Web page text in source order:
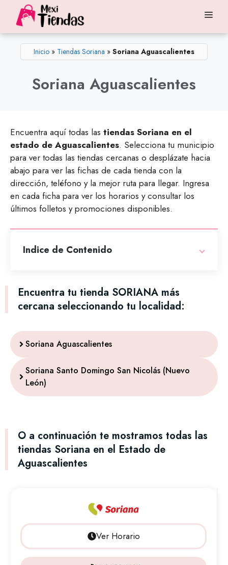
contenido
Inicio » Tiendas Soriana » Soriana Aguascalientes
Soriana Aguascalientes
Encuentra aquí todas las tiendas Soriana en el
estado de Aguascalientes. Selecciona tu municipio
para ver todas las tiendas cercanas o desplázate hacia
abajo para ver las fichas de cada tienda con la
dirección, teléfono y la mejor ruta para llegar. Ingresa
en cada ficha para ver los horarios y consultar los
últimos folletos y promociones disponibles.
Indice de Contenido
Encuentra tu tienda SORIANA más
cercana seleccionando tu localidad:
Soriana Aguascalientes
Soriana Santo Domingo San Nicolás (Nuevo
León)
O a continuación te mostramos todas las
tiendas Soriana en el Estado de
Aguascalientes
Ver Horario